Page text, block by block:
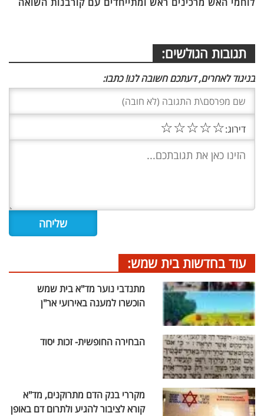
תגובות הגולשים:
בניגוד לאחרים, דעתכם חשובה לנו! כתבו:
דירוג:☆
☆
☆
☆
☆
עוד בחדשות בית שמש:
מתנדבי נוער מד"א בית שמש
הוכשרו למענה באירועי אר"ן
הבחירה החופשית- זכות יסוד
מקררי בנק הדם מתרוקנים, מד"א
קורא לציבור להגיע ולתרום דם באופן